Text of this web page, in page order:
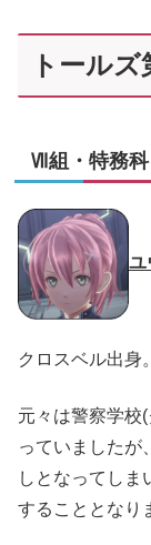
トール
Ⅶ組・特務科
ユ
クロスベル出身。
元々は警察学校
っていましたが
しとなってし
することとなり